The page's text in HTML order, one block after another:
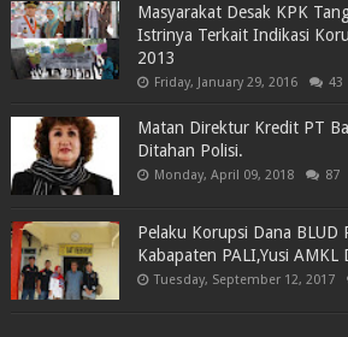
Masyarakat Desak KPK
Istrinya Terkait Indikasi
2013
Friday, January 29, 2016 43
Matan Direktur Kredit PT
Ditahan Polisi.
Monday, April 09, 2018 87
Pelaku Korupsi Dana BLUD
Kabapaten PALI,Yusi AMKL
Tuesday, September 12, 2017